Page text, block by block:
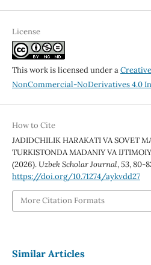
License
This work is licensed under a
NonCommercial-NoDerivatives 4.0
How to Cite
JADIDCHILIK HARAKATI VA SOVET
TURKISTONDA MADANIY VA
(2026).Uzbek Scholar Journal,53, 80-
https://doi.org/10.71274/aykvdd27
More Citation Formats
Similar Articles